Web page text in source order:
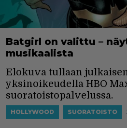
Batgirl on valittu –
musikaalista
Elokuva tullaan
yksinoikeudella HBO
suoratoistopalvelussa.
HOLLYWOOD SUORATOISTO